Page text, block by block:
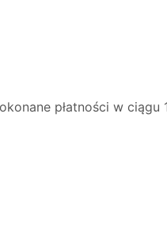
płatności w ciągu